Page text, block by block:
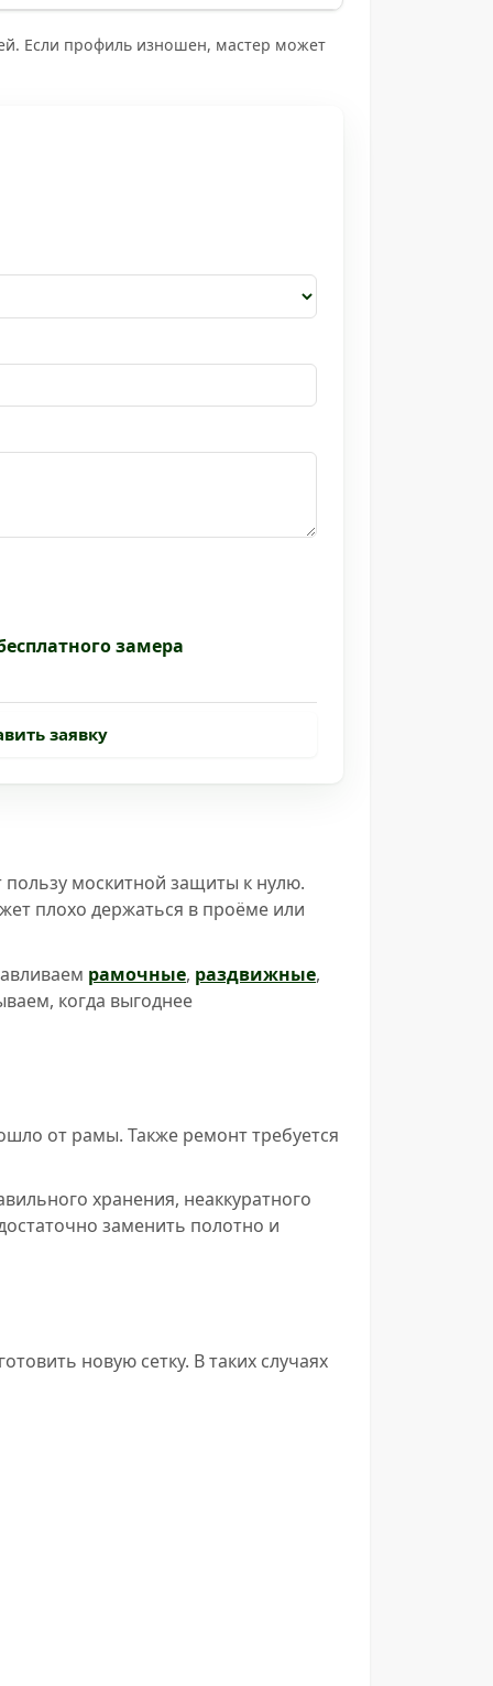
Если профиль изношен, мастер может
замера
заявку
москитной защиты к нулю.
плохо держаться в проёме или
рамочные, раздвижные,
когда выгоднее
от рамы. Также ремонт требуется
хранения, неаккуратного
заменить полотно и
новую сетку. В таких случаях